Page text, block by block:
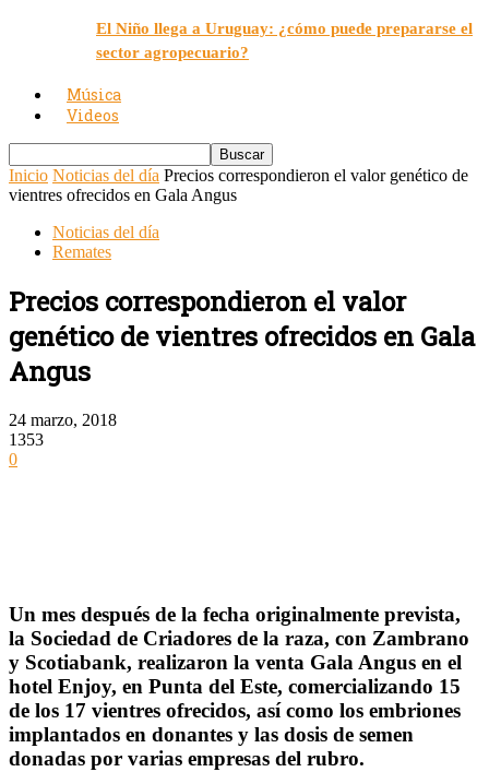
El Niño llega a Uruguay: ¿cómo puede prepararse el
sector agropecuario?
Música
Videos
Inicio Noticias del día Precios correspondieron el valor genético de
vientres ofrecidos en Gala Angus
Noticias del día
Remates
Precios correspondieron el valor
genético de vientres ofrecidos en Gala
Angus
24 marzo, 2018
1353
0
Un mes después de la fecha originalmente prevista,
la Sociedad de Criadores de la raza, con Zambrano
y Scotiabank, realizaron la venta Gala Angus en el
hotel Enjoy, en Punta del Este, comercializando 15
de los 17 vientres ofrecidos, así como los embriones
implantados en donantes y las dosis de semen
donadas por varias empresas del rubro.